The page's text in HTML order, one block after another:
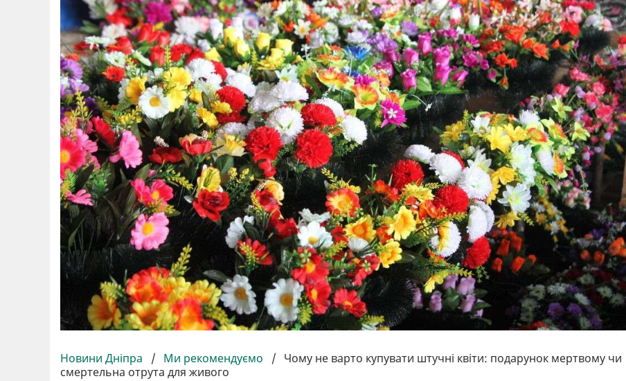
Новини Дніпра / Ми рекомендуємо / Чому не варто купувати штучні квіти: подарунок мертвому чи
смертельна отрута для живого